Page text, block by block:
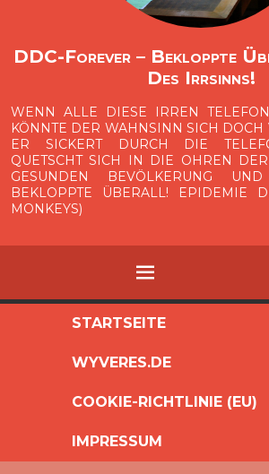
DDC-Forever – Bekloppte
Des Irrsinns!
WENN ALLE DIESE IRREN
KÖNNTE DER WAHNSINN SICH
ER SICKERT DURCH DIE
QUETSCHT SICH IN DIE OHREN
GESUNDEN BEVÖLKERUNG
BEKLOPPTE ÜBERALL! EPIDEMIE
MONKEYS)
MENÜ
SPRINGEN
STARTSEITE
WYVERES.DE
COOKIE-RICHTLINIE (EU)
IMPRESSUM